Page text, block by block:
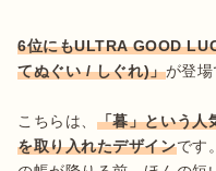
6位にもULTRA GOOD
てぬぐい / しぐれ)」が登場
こちらは、 「暮」という人
を取り入れたデザインです